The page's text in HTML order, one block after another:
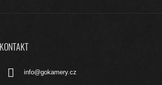
KONTAKT
info@gokamery.cz